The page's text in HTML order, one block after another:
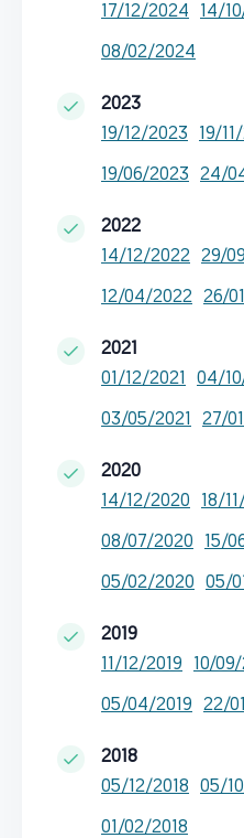
17/12/2024
14/
08/02/2024
2023
19/12/2023
19/
19/06/2023 24/
2022
14/12/2022 29/
12/04/2022 26/
2021
01/12/2021
04/
03/05/2021 27/
2020
14/12/2020
18/
08/07/2020 15/
05/02/2020 05/
2019
11/12/2019
10/09/
05/04/2019 22/
2018
05/12/2018
05/
01/02/2018